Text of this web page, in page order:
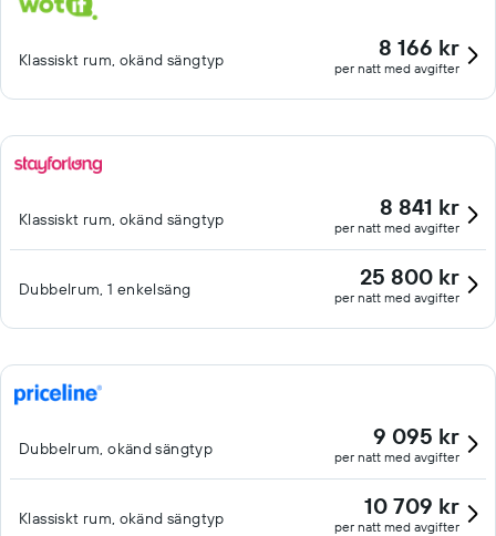
Klassiskt rum, okänd sängtyp 8 166 kr
per natt med avgifter
Klassiskt rum, okänd sängtyp 8 841 kr
per natt med avgifter
Dubbelrum, 1 enkelsäng 25 800 kr
per natt med avgifter
Dubbelrum, okänd sängtyp 9 095 kr
per natt med avgifter
Klassiskt rum, okänd sängtyp 10 709 kr
per natt med avgifter